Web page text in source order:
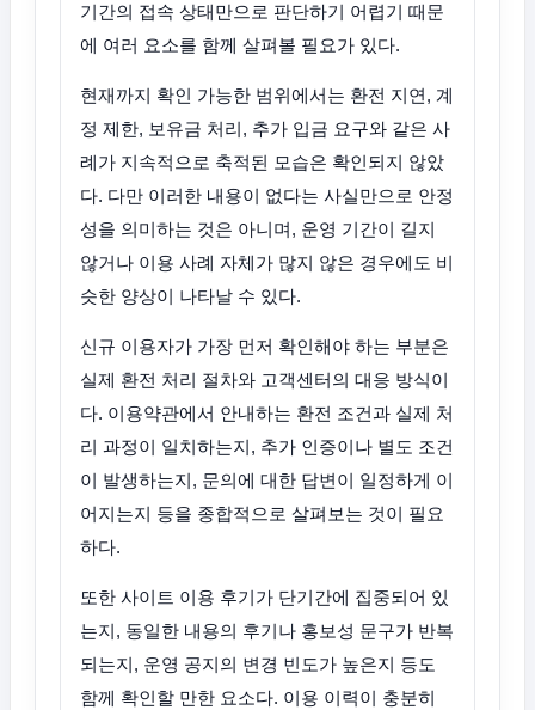
기간의 접속 상태만으로 판단하기 어렵기 때문
에 여러 요소를 함께 살펴볼 필요가 있다.
현재까지 확인 가능한 범위에서는 환전 지연, 계
정 제한, 보유금 처리, 추가 입금 요구와 같은 사
례가 지속적으로 축적된 모습은 확인되지 않았
다. 다만 이러한 내용이 없다는 사실만으로 안정
성을 의미하는 것은 아니며, 운영 기간이 길지
않거나 이용 사례 자체가 많지 않은 경우에도 비
슷한 양상이 나타날 수 있다.
신규 이용자가 가장 먼저 확인해야 하는 부분은
실제 환전 처리 절차와 고객센터의 대응 방식이
다. 이용약관에서 안내하는 환전 조건과 실제 처
리 과정이 일치하는지, 추가 인증이나 별도 조건
이 발생하는지, 문의에 대한 답변이 일정하게 이
어지는지 등을 종합적으로 살펴보는 것이 필요
하다.
또한 사이트 이용 후기가 단기간에 집중되어 있
는지, 동일한 내용의 후기나 홍보성 문구가 반복
되는지, 운영 공지의 변경 빈도가 높은지 등도
함께 확인할 만한 요소다. 이용 이력이 충분히